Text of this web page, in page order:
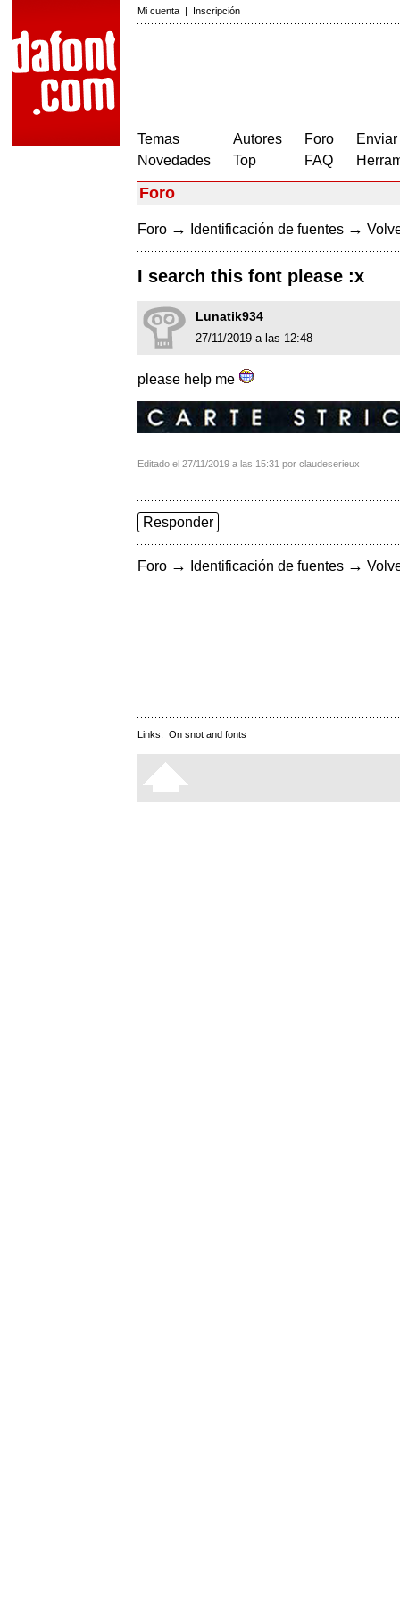
Mi cuenta | Inscripción
Temas
Novedades
Autores
Top
Foro
FAQ
Foro
Foro → Identificación de fuentes →
I search this font please :x
Lunatik934
27/11/2019 a las 12:48
please help me
Editado el 27/11/2019 a las 15:31 por claudeserieux
Responder
Foro → Identificación de fuentes →
Links: On snot and fonts